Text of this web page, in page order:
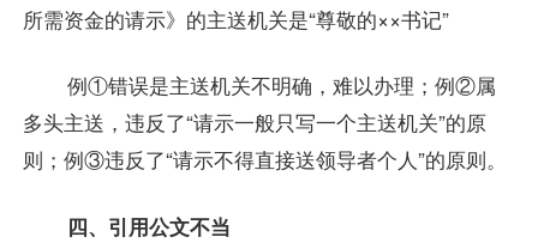
所需资金的请示》的主送机关是“尊敬的××书记”
例①错误是主送机关不明确，难以办理；例②属
多头主送，违反了“请示一般只写一个主送机关”的原
则；例③违反了“请示不得直接送领导者个人”的原则。
四、引用公文不当